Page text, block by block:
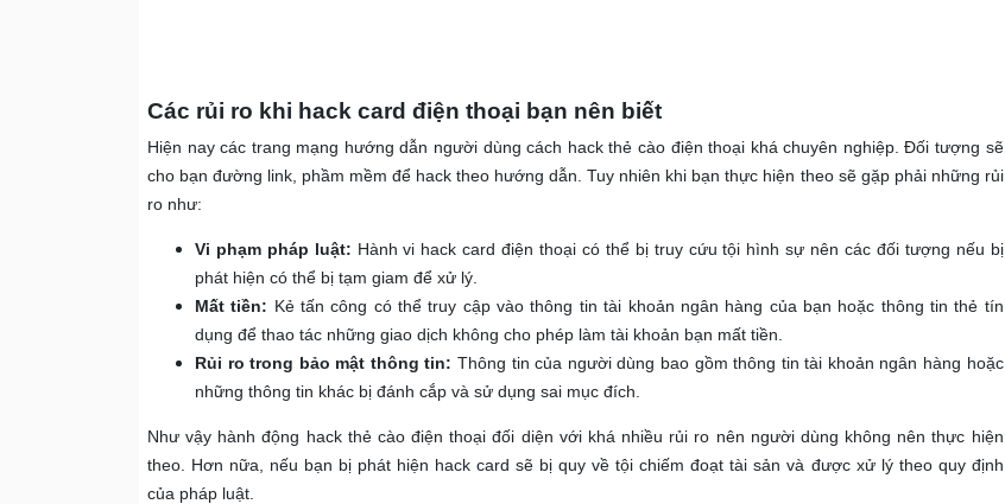
Các rủi ro khi hack card điện thoại bạn nên biết
Hiện nay các trang mạng hướng dẫn người dùng cách hack thẻ cào điện thoại khá chuyên nghiệp. Đối tượng sẽ
cho bạn đường link, phầm mềm để hack theo hướng dẫn. Tuy nhiên khi bạn thực hiện theo sẽ gặp phải những rủi
ro như:
Vi phạm pháp luật: Hành vi hack card điện thoại có thể bị truy cứu tội hình sự nên các đối tượng nếu bị
phát hiện có thể bị tạm giam để xử lý.
Mất tiền: Kẻ tấn công có thể truy cập vào thông tin tài khoản ngân hàng của bạn hoặc thông tin thẻ tín
dụng để thao tác những giao dịch không cho phép làm tài khoản bạn mất tiền.
Rủi ro trong bảo mật thông tin: Thông tin của người dùng bao gồm thông tin tài khoản ngân hàng hoặc
những thông tin khác bị đánh cắp và sử dụng sai mục đích.
Như vậy hành động hack thẻ cào điện thoại đối diện với khá nhiều rủi ro nên người dùng không nên thực hiện
theo. Hơn nữa, nếu bạn bị phát hiện hack card sẽ bị quy về tội chiếm đoạt tài sản và được xử lý theo quy định
của pháp luật.